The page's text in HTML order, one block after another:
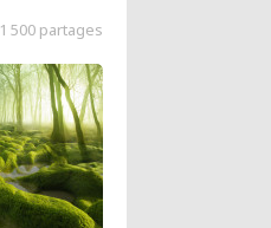
1 500 partages